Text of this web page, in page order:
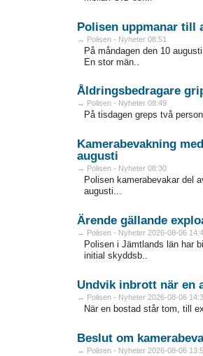
Polisen uppmanar till
→ Polisen - Nyheter 08:51
På måndagen den 10
En stor män..
Åldringsbedragare
→ Polisen - Nyheter 08:49
På tisdagen greps två
Kamerabevakning
augusti
→ Polisen - Nyheter 08:30
Polisen kamerabevakar del
augusti...
Ärende gällande
→ Polisen - Nyheter 2026-08-06
Polisen i Jämtlands län har
initial skyddsb..
Undvik inbrott när en
→ Polisen - Nyheter 2026-08-06
När en bostad står tom, till
Beslut om
→ Polisen - Nyheter 2026-08-06